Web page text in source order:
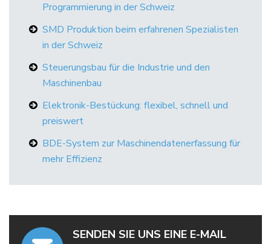
Programmierung in der Schweiz
SMD Produktion beim erfahrenen Spezialisten
in der Schweiz
Steuerungsbau für die Industrie und den
Maschinenbau
Elektronik-Bestückung: flexibel, schnell und
preiswert
BDE-System zur Maschinendatenerfassung für
mehr Effizienz
SENDEN SIE UNS EINE E-MAIL